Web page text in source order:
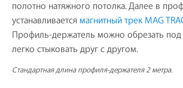
полотно натяжного потолка. Далее в
устанавливается магнитный трек MAG
Профиль-держатель можно обрезать
легко стыковать друг с другом.
Стандартная длина профиля-держателя 2 метра.